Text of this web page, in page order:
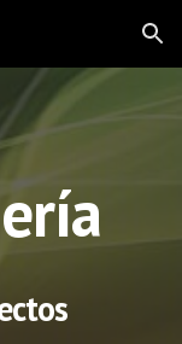
Skip to navigation